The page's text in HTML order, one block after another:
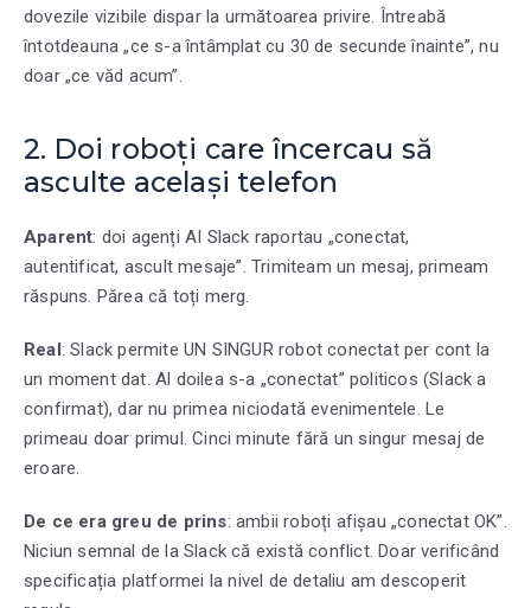
dovezile vizibile dispar la următoarea privire. Întreabă
întotdeauna „ce s-a întâmplat cu 30 de secunde înainte”, nu
doar „ce văd acum”.
2. Doi roboți care încercau să
asculte același telefon
Aparent: doi agenți AI Slack raportau „conectat,
autentificat, ascult mesaje”. Trimiteam un mesaj, primeam
răspuns. Părea că toți merg.
Real: Slack permite UN SINGUR robot conectat per cont la
un moment dat. Al doilea s-a „conectat” politicos (Slack a
confirmat), dar nu primea niciodată evenimentele. Le
primeau doar primul. Cinci minute fără un singur mesaj de
eroare.
De ce era greu de prins: ambii roboți afișau „conectat OK”.
Niciun semnal de la Slack că există conflict. Doar verificând
specificația platformei la nivel de detaliu am descoperit